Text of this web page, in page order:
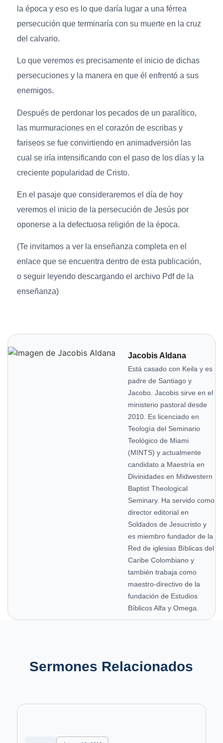
la época y eso es lo que daría lugar a una férrea
persecución que terminaría con su muerte en la cruz
del calvario.
Lo que veremos es precisamente el inicio de dichas
persecuciones y la manera en que él enfrentó a sus
enemigos.
Después de perdonar los pecados de un paralítico,
las murmuraciones en el corazón de escribas y
fariseos se fue convirtiendo en animadversión las
cual se iría intensificando con el paso de los días y la
creciente popularidad de Cristo.
En el pasaje que consideraremos el día de hoy
veremos el inicio de la persecución de Jesús por
oponerse a la defectuosa religión de la época.
(Te invitamos a ver la enseñanza completa en el
enlace que se encuentra dentro de esta publicación,
o seguir leyendo descargando el archivo Pdf de la
enseñanza)
Jacobis Aldana
Está casado con Keila y es
padre de Santiago y
Jacobo. Jacobis sirve en el
ministerio pastoral desde
2010. Es licenciado en
Teología del Seminario
Teológico de Miami
(MINTS) y actualmente
candidato a Maestría en
Divinidades en Midwestern
Baptist Theological
Seminary. Ha servido como
director editorial en
Soldados de Jesucristo y
es miembro fundador de la
Red de iglesias Bíblicas del
Caribe Colombiano y
también trabaja como
maestro-directivo de la
fundación de Estudios
Bíblicos Alfa y Omega.
Sermones Relacionados